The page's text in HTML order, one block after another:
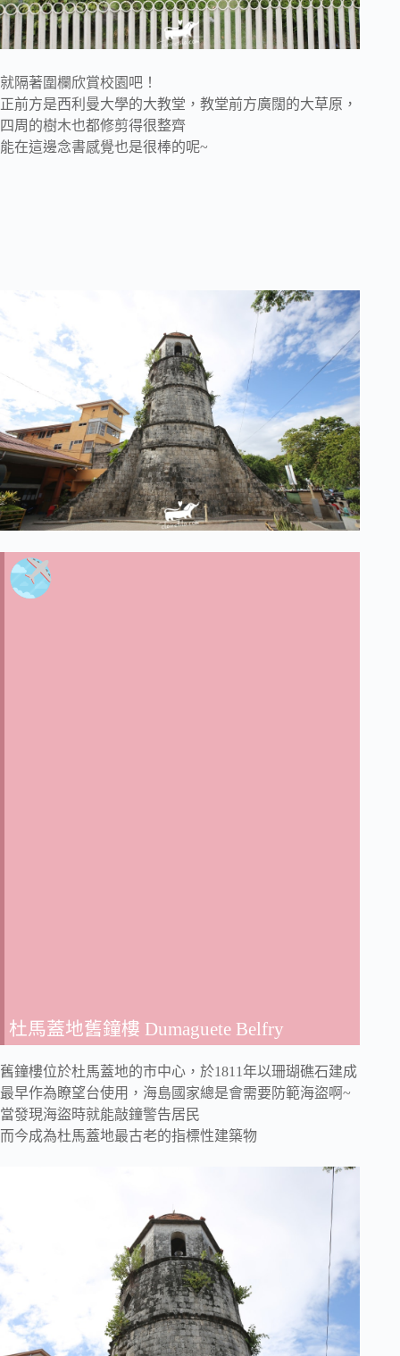
就隔著圍欄欣賞校園吧！
正前方是西利曼大學的大教堂，教堂前方廣闊的大草原，
四周的樹木也都修剪得很整齊
能在這邊念書感覺也是很棒的呢~
杜馬蓋地舊鐘樓 Dumaguete Belfry
舊鐘樓位於杜馬蓋地的市中心，於1811年以珊瑚礁石建成
最早作為瞭望台使用，海島國家總是會需要防範海盜啊~
當發現海盜時就能敲鐘警告居民
而今成為杜馬蓋地最古老的指標性建築物